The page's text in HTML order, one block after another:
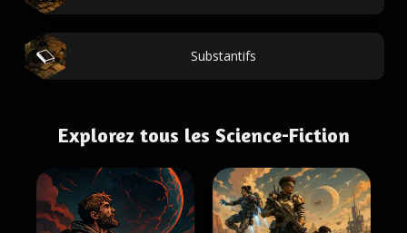
Substantifs
Explorez tous les Science-Fiction